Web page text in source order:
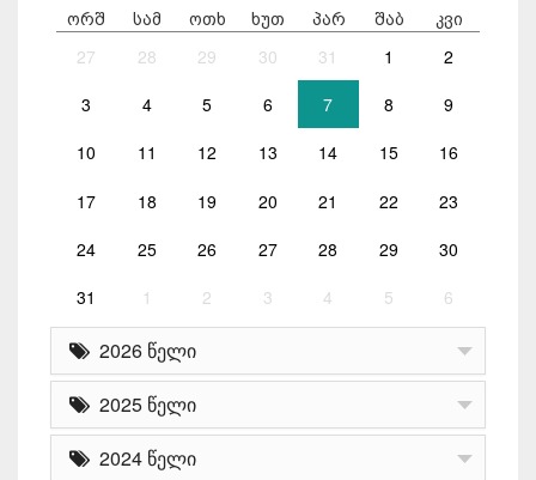
ორშ სამ ოთხ ხუთ პარ შაბ კვი
27 28 29 30 31 1 2
3 4 5 6 7 8 9
10 11 12 13 14 15 16
17 18 19 20 21 22 23
24 25 26 27 28 29 30
31 1 2 3 4 5 6
2026 წელი
2025 წელი
2024 წელი